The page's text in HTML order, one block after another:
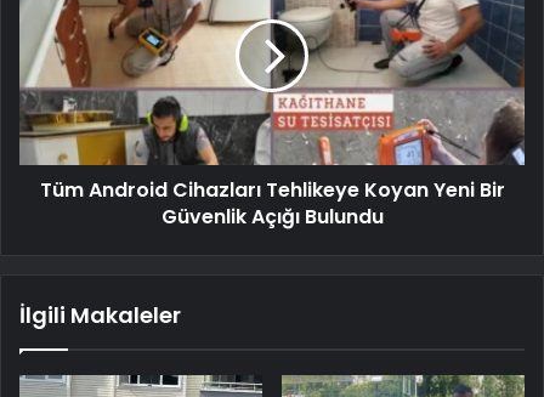
Tüm Android Cihazları Tehlikeye Koyan Yeni Bir
Güvenlik Açığı Bulundu
İlgili Makaleler